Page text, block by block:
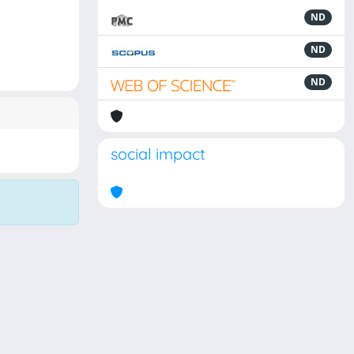
ND
ND
ND
social impact